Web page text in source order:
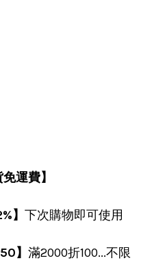
運費】
】 下次購物即可使用
】 滿2000折100...不限